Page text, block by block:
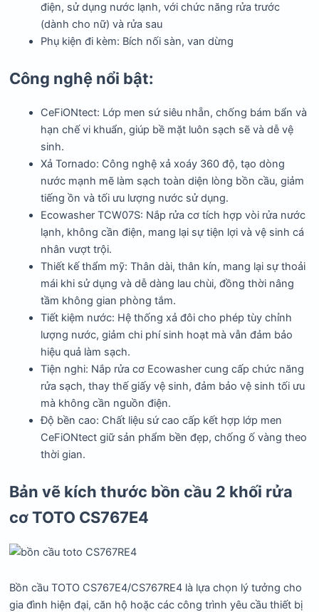
điện, sử dụng nước lạnh, với chức năng rửa trước
(dành cho nữ) và rửa sau
Phụ kiện đi kèm: Bích nối sàn, van dừng
Công nghệ nổi bật:
CeFiONtect: Lớp men sứ siêu nhẵn, chống bám bẩn và
hạn chế vi khuẩn, giúp bề mặt luôn sạch sẽ và dễ vệ
sinh.
Xả Tornado: Công nghệ xả xoáy 360 độ, tạo dòng
nước mạnh mẽ làm sạch toàn diện lòng bồn cầu, giảm
tiếng ồn và tối ưu lượng nước sử dụng.
Ecowasher TCW07S: Nắp rửa cơ tích hợp vòi rửa nước
lạnh, không cần điện, mang lại sự tiện lợi và vệ sinh cá
nhân vượt trội.
Thiết kế thẩm mỹ: Thân dài, thân kín, mang lại sự thoải
mái khi sử dụng và dễ dàng lau chùi, đồng thời nâng
tầm không gian phòng tắm.
Tiết kiệm nước: Hệ thống xả đôi cho phép tùy chỉnh
lượng nước, giảm chi phí sinh hoạt mà vẫn đảm bảo
hiệu quả làm sạch.
Tiện nghi: Nắp rửa cơ Ecowasher cung cấp chức năng
rửa sạch, thay thế giấy vệ sinh, đảm bảo vệ sinh tối ưu
mà không cần nguồn điện.
Độ bền cao: Chất liệu sứ cao cấp kết hợp lớp men
CeFiONtect giữ sản phẩm bền đẹp, chống ố vàng theo
thời gian.
Bản vẽ kích thước bồn cầu 2 khối rửa
cơ TOTO CS767E4
Bồn cầu TOTO CS767E4/CS767RE4 là lựa chọn lý tưởng cho
gia đình hiện đại, căn hộ hoặc các công trình yêu cầu thiết bị